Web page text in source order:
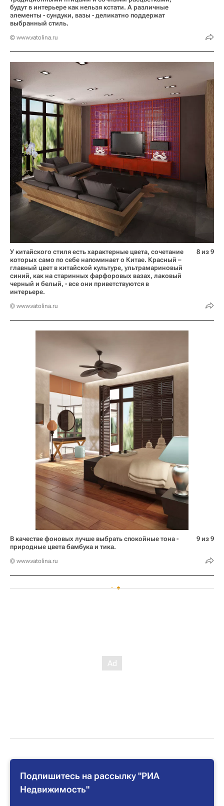
будут в интерьере как нельзя кстати. А различные
элементы - сундуки, вазы - деликатно поддержат
выбранный стиль.
© www.vatolina.ru
У китайского стиля есть характерные цвета, сочетание
которых само по себе напоминает о Китае. Красный –
главный цвет в китайской культуре, ультрамариновый
синий, как на старинных фарфоровых вазах, лаковый
черный и белый, - все они приветствуются в
интерьере.
© www.vatolina.ru
8 из 9
В качестве фоновых лучше выбрать спокойные тона -
природные цвета бамбука и тика.
© www.vatolina.ru
9 из 9
Подпишитесь на рассылку "РИА
Недвижимость"